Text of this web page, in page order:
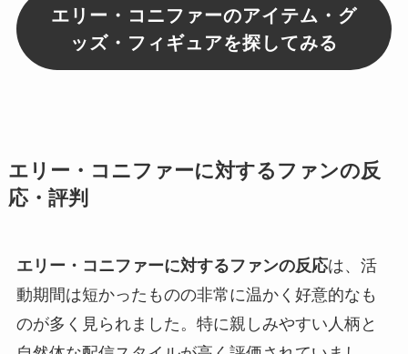
エリー・コニファーのアイテム・グ
ッズ・フィギュアを探してみる
エリー・コニファーに対するファンの反
応・評判
エリー・コニファーに対するファンの反応は、活
動期間は短かったものの非常に温かく好意的なも
のが多く見られました。特に親しみやすい人柄と